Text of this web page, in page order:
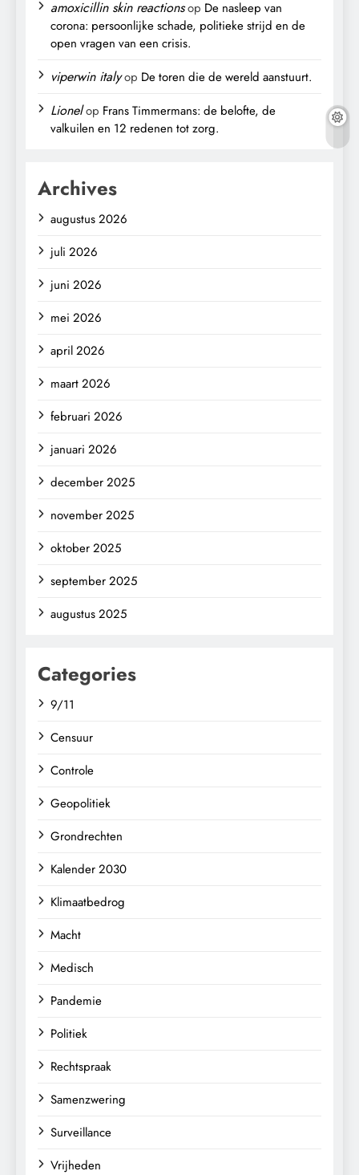
amoxicillin skin reactionsop De nasleep van
corona: persoonlijke schade, politieke strijd en de
open vragen van een crisis.
viperwin italyop De toren die de wereld aanstuurt.
Lionelop Frans Timmermans: de belofte, de
valkuilen en 12 redenen tot zorg.
Archives
augustus 2026
juli 2026
juni 2026
mei 2026
april 2026
maart 2026
februari 2026
januari 2026
december 2025
november 2025
oktober 2025
september 2025
augustus 2025
Categories
9/11
Censuur
Controle
Geopolitiek
Grondrechten
Kalender 2030
Klimaatbedrog
Macht
Medisch
Pandemie
Politiek
Rechtspraak
Samenzwering
Surveillance
Vrijheden